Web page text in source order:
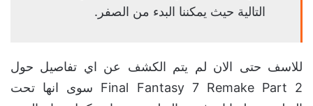
التالية حيث يمكننا البدء من الصفر.
للاسف حتى الان لم يتم الكشف عن اي تفاصيل حول
Final Fantasy 7 Remake Part 2 سوى انها تحت